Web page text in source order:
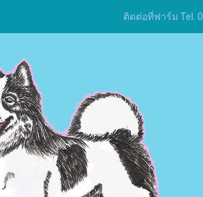
ติดต่อที่ฟาร์ม Tel.